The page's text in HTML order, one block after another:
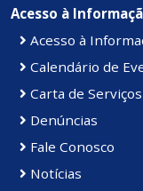
Acesso à
Acesso à
Calendário de
Carta de Serviços
Denúncias
Fale Conosco
Notícias